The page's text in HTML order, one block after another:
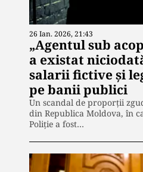
26 Ian. 2026, 21:43
„Agentul sub
a existat
salarii fictive și
pe banii publici
Un scandal de proporții
din Republica Moldova, în
Poliție a fost…